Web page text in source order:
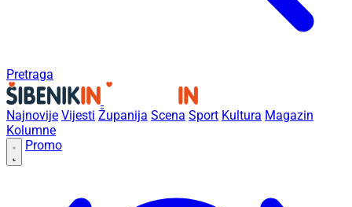
Pretraga
Najnovije Vijesti Županija Scena Sport Kultura Magazin
Kolumne
Promo